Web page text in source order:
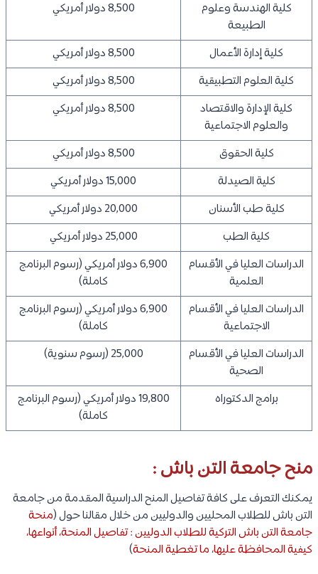
كلية الهندسة وعلوم
الطبيعة
8,500 دولار أمريكي
كلية إدارة الأعمال
8,500 دولار أمريكي
كلية العلوم التطبيقية
8,500 دولار أمريكي
كلية الإدارة والاقتصاد
والعلوم الاجتماعية
8,500 دولار أمريكي
كلية الحقوق
8,500 دولار أمريكي
كلية الصيدلة
15,000 دولار أمريكي
كلية طب الأسنان
20,000 دولار أمريكي
كلية الطب
25,000 دولار أمريكي
الدراسات العليا في الأقسام
العلمية
6,900 دولار أمريكي (رسوم البرنامج
كاملة)
الدراسات العليا في الأقسام
الاجتماعية
6,900 دولار أمريكي (رسوم البرنامج
كاملة)
الدراسات العليا في الأقسام
الصحية
25,000 (رسوم سنوية)
برامج الدكتوراه
19,800 دولار أمريكي (رسوم البرنامج
كاملة)
منح جامعة التن باش :
يمكنك التعرف على كافة تفاصيل المنح الدراسية المقدمة من جامعة
التن باش للطلاب المحليين والدوليين من خلال مقالنا حول (منحة
جامعة التن باش التركية للطلاب الدوليين : تفاصيل المنحة، أنواعها،
كيفية المحافظة عليها، ما تغطية المنحة)